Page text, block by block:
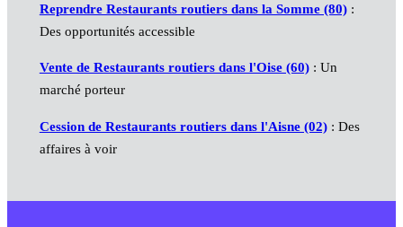
Reprendre Restaurants routiers dans la Somme (80):
Des opportunités accessible
Vente de Restaurants routiers dans l'Oise (60): Un
marché porteur
Cession de Restaurants routiers dans l'Aisne (02): Des
affaires à voir